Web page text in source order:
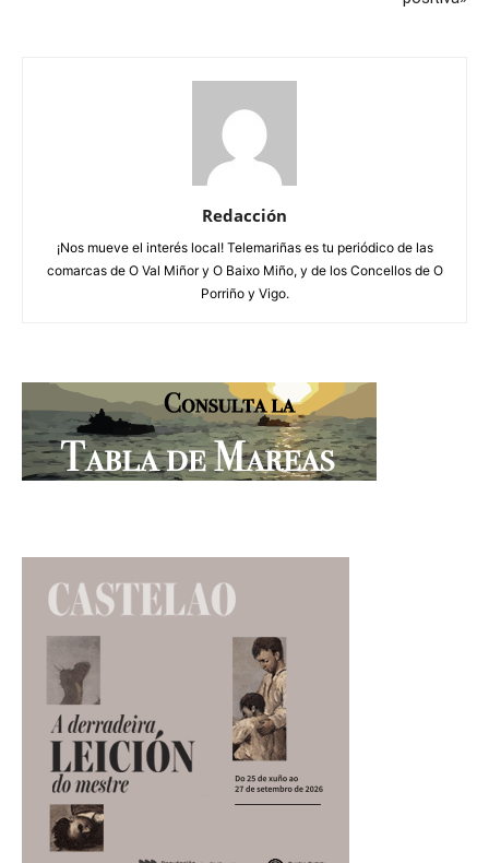
Redacción
¡Nos mueve el interés local! Telemariñas es tu periódico de las
comarcas de O Val Miñor y O Baixo Miño, y de los Concellos de O
Porriño y Vigo.